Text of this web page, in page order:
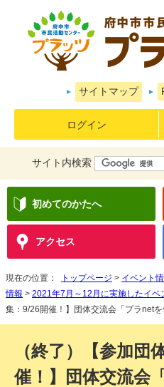
サイトマップ
ログイン
サイト内検索
初めてのかたへ
アクセス
現在の位置： トップページ > イベント
情報 > 2021年7月～12月に実施したイベ
集：9/26開催！】団体交流会「プラnetを
（終了）【参加団
催！】団体交流会